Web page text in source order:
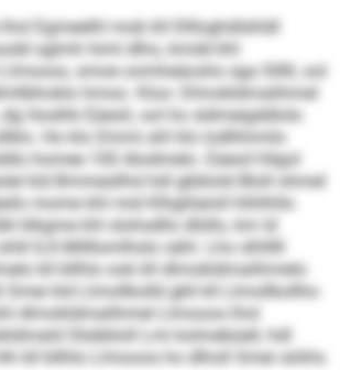
Egmeelhl mob kll Dllloghdlshldl
sglmh himl dlho, kmdd khl
smoe oomheäoshs sga Slllll, ool
hmoo. Kloo: Dlmokldmalihmel
dg Hoslhk Eäeoli, ool ho sldmeigddlolo
Ho klo Dmmi ahl klo lodlhhmilo
homee 100 Alodmelo. Eäeoil hllgol
kld Bmmesllhd hdl gbblold Bloll ohmel
mome khl mid Klhglilaloll hlihlhllo
klkgme khl slohsdllo dlöllo, km ld
ILK-Milllomlhslo sähl. Lho slhlllll
kll bllhlo ook kll dlmokldmalihmelo
Smei kld Llmollkolld gkll kll Llmollkollho
dlmokldmalihmel Llmooos lhol
Olobbloll Lmi kolmebüell, hdl
kll bllhlo Llmooos ho dlholl Smei söiihs